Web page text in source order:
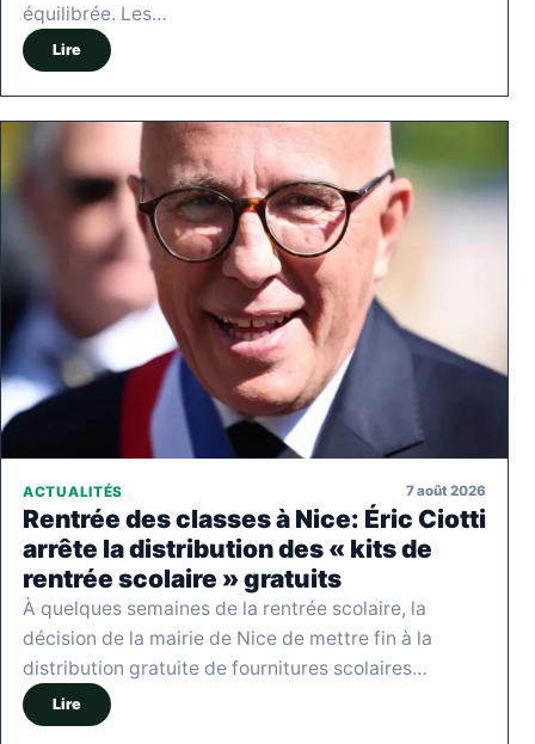
équilibrée. Les…
Lire
ACTUALITÉS 7 août 2026
Rentrée des classes à Nice: Éric Ciotti
arrête la distribution des « kits de
rentrée scolaire » gratuits
À quelques semaines de la rentrée scolaire, la
décision de la mairie de Nice de mettre fin à la
distribution gratuite de fournitures scolaires…
Lire